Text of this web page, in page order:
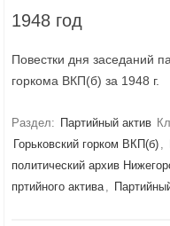
1948 год
Повестки дня заседаний
горкома ВКП(б) за 1948 г.
Раздел: Партийный актив
Горьковский горком ВКП(б) ,
политический архив
пртийного актива ,